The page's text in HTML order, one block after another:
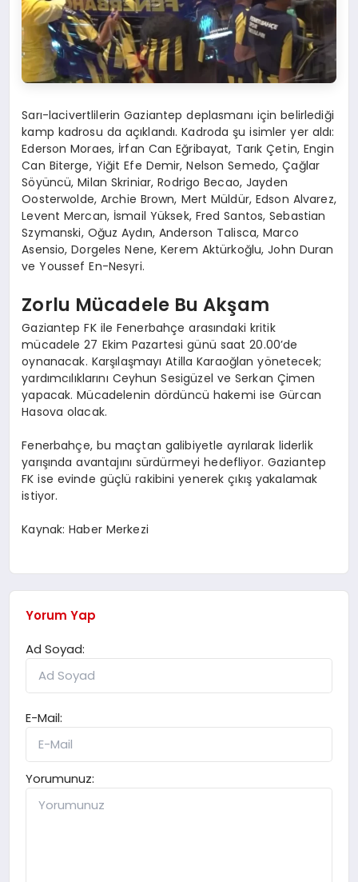
Sarı-lacivertlilerin Gaziantep deplasmanı için belirlediği
kamp kadrosu da açıklandı. Kadroda şu isimler yer aldı:
Ederson Moraes, İrfan Can Eğribayat, Tarık Çetin, Engin
Can Biterge, Yiğit Efe Demir, Nelson Semedo, Çağlar
Söyüncü, Milan Skriniar, Rodrigo Becao, Jayden
Oosterwolde, Archie Brown, Mert Müldür, Edson Alvarez,
Levent Mercan, İsmail Yüksek, Fred Santos, Sebastian
Szymanski, Oğuz Aydın, Anderson Talisca, Marco
Asensio, Dorgeles Nene, Kerem Aktürkoğlu, John Duran
ve Youssef En-Nesyri.
Zorlu Mücadele Bu Akşam
Gaziantep FK ile Fenerbahçe arasındaki kritik
mücadele 27 Ekim Pazartesi günü saat 20.00’de
oynanacak. Karşılaşmayı Atilla Karaoğlan yönetecek;
yardımcılıklarını Ceyhun Sesigüzel ve Serkan Çimen
yapacak. Mücadelenin dördüncü hakemi ise Gürcan
Hasova olacak.
Fenerbahçe, bu maçtan galibiyetle ayrılarak liderlik
yarışında avantajını sürdürmeyi hedefliyor. Gaziantep
FK ise evinde güçlü rakibini yenerek çıkış yakalamak
istiyor.
Kaynak: Haber Merkezi
Yorum Yap
Ad Soyad:
E-Mail:
Yorumunuz: